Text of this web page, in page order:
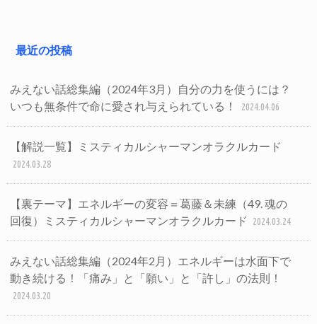
最近の投稿
みえない話総集編（2024年3月）自分の力を使うには？
いつも無条件で命に愛され与えられている！
2024.04.06
【解説一覧】ミスティカルシャーマンオラクルカード
2024.03.28
【裏テーマ】エネルギーの変容＝葛藤＆未練（49. 魂の
回復）ミスティカルシャーマンオラクルカード
2024.03.24
みえない話総集編（2024年2月）エネルギーは水面下で
動き続ける！「痛み」と「願い」と「許し」の法則！
2024.03.20